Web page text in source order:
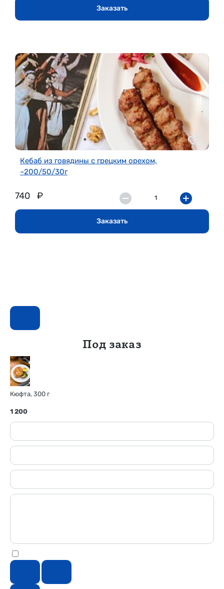
Заказать
Кебаб из говядины с грецким орехом,
~200/50/30г
740 ₽
Заказать
Под заказ
Кюфта, 300 г
1 200